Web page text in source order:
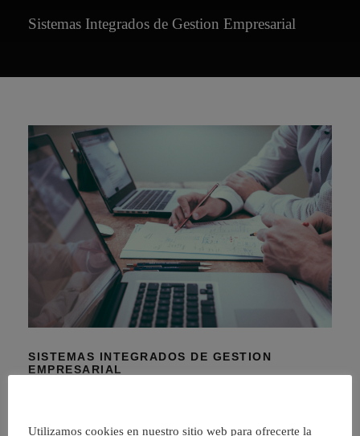
Sistemas Integrados de Gestion Empresarial
SISTEMAS INTEGRADOS DE GESTION
EMPRESARIAL
Utilizamos cookies en nuestro sitio web para ofrecerte la